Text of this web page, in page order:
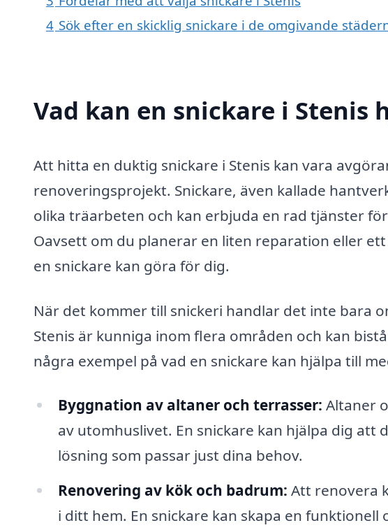
4 Sök efter en skicklig snickare i de omgivande
Vad kan en snickare i Stenis
Att hitta en duktig snickare i Stenis kan vara
renoveringsprojekt. Snickare, även kallade
olika träarbeten och kan erbjuda en rad tjänster
Oavsett om du planerar en liten reparation eller
en snickare kan göra för dig.
När det kommer till snickeri handlar det inte bara
Stenis är kunniga inom flera områden och kan
några exempel på vad en snickare kan hjälpa till
Byggnation av altaner och terrasser: Altaner
av utomhuslivet. En snickare kan hjälpa dig att
lösning som passar just dina behov.
Renovering av kök och badrum: Att renovera
i ditt hem. En snickare kan skapa en